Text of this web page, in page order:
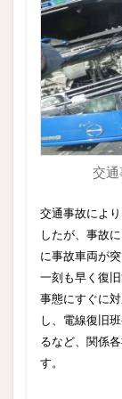
交
交通事故によ
したが、事故
に事故車両が
一刻も早く復
事態にすぐに
し、電線復旧
るなど、関係
す。